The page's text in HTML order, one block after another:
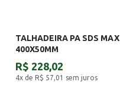
TALHADEIRA PA SDS MAX
400X50MM
R$ 228,02
4x de R$ 57,01 sem juros